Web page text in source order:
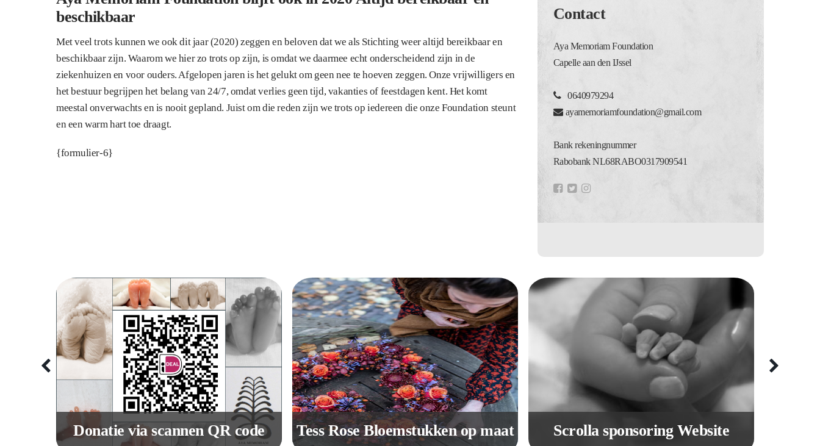
beschikbaar
Met veel trots kunnen we ook dit jaar (2020) zeggen en beloven dat we als Stichting weer altijd bereikbaar en
beschikbaar zijn. Waarom we hier zo trots op zijn, is omdat we daarmee echt onderscheidend zijn in de
ziekenhuizen en voor ouders. Afgelopen jaren is het gelukt om geen nee te hoeven zeggen. Onze vrijwilligers en
het bestuur begrijpen het belang van 24/7, omdat verlies geen tijd, vakanties of feestdagen kent. Het komt
meestal onverwachts en is nooit gepland. Juist om die reden zijn we trots op iedereen die onze Foundation steunt
en een warm hart toe draagt.
{formulier-6}
Contact
Aya Memoriam Foundation
Capelle aan den IJssel
0640979294
ayamemoriamfoundation@gmail.com
Bank rekeningnummer
Rabobank NL68RABO0317909541
Donatie via scannen QR code Tess Rose Bloemstukken op maat Scrolla sponsoring Website